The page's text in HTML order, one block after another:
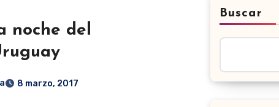
noche del
8 marzo, 2017
Buscar